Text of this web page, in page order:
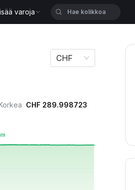
varoja
CHF
CHF 289.998723